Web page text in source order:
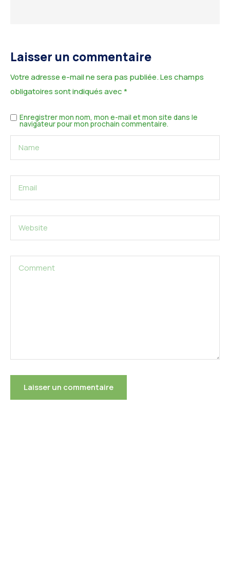
Laisser un commentaire
Votre adresse e-mail ne sera pas publiée.Les champs
obligatoires sont indiqués avec*
Enregistrer mon nom, mon e-mail et mon site dans le
navigateur pour mon prochain commentaire.